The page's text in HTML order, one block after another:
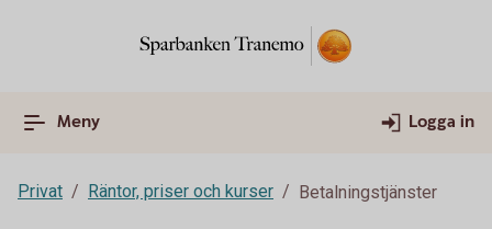
Meny Logga in
Privat Räntor, priser och kurser Betalningstjänster